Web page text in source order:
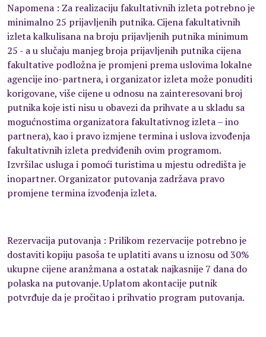
Napomena : Za realizaciju fakultativnih izleta potrebno je
minimalno 25 prijavljenih putnika. Cijena fakultativnih
izleta kalkulisana na broju prijavljenih putnika minimum
25 - a u slučaju manjeg broja prijavljenih putnika cijena
fakultative podložna je promjeni prema uslovima lokalne
agencije ino-partnera, i organizator izleta može ponuditi
korigovane, više cijene u odnosu na zainteresovani broj
putnika koje isti nisu u obavezi da prihvate a u skladu sa
mogućnostima organizatora fakultativnog izleta – ino
partnera), kao i pravo izmjene termina i uslova izvođenja
fakultativnih izleta predviđenih ovim programom.
Izvršilac usluga i pomoći turistima u mjestu odredišta je
inopartner. Organizator putovanja zadržava pravo
promjene termina izvođenja izleta.
Rezervacija putovanja : Prilikom rezervacije potrebno je
dostaviti kopiju pasoša te uplatiti avans u iznosu od 30%
ukupne cijene aranžmana a ostatak najkasnije 7 dana do
polaska na putovanje. Uplatom akontacije putnik
potvrđuje da je pročitao i prihvatio program putovanja.